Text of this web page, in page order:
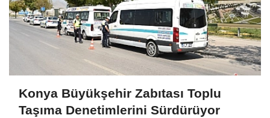
Konya Büyükşehir Zabıtası Toplu
Taşıma Denetimlerini Sürdürüyor